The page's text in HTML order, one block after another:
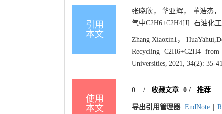
引用
本文
张晓欣， 华亚辉， 董浩杰
气中C2H6+C2H4[J]. 石油化
Zhang Xiaoxin1，
Recycling C2H6+C2H4
Universities, 2021, 34(2): 35-
使用
本文
0/ 收藏文章 0 /推荐
导出引用管理器 EndNote